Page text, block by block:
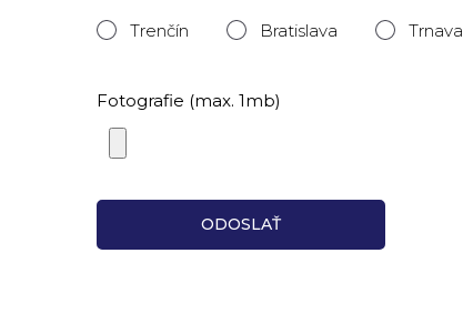
Trenčín Bratislava Trnava
Fotografie (max. 1mb)